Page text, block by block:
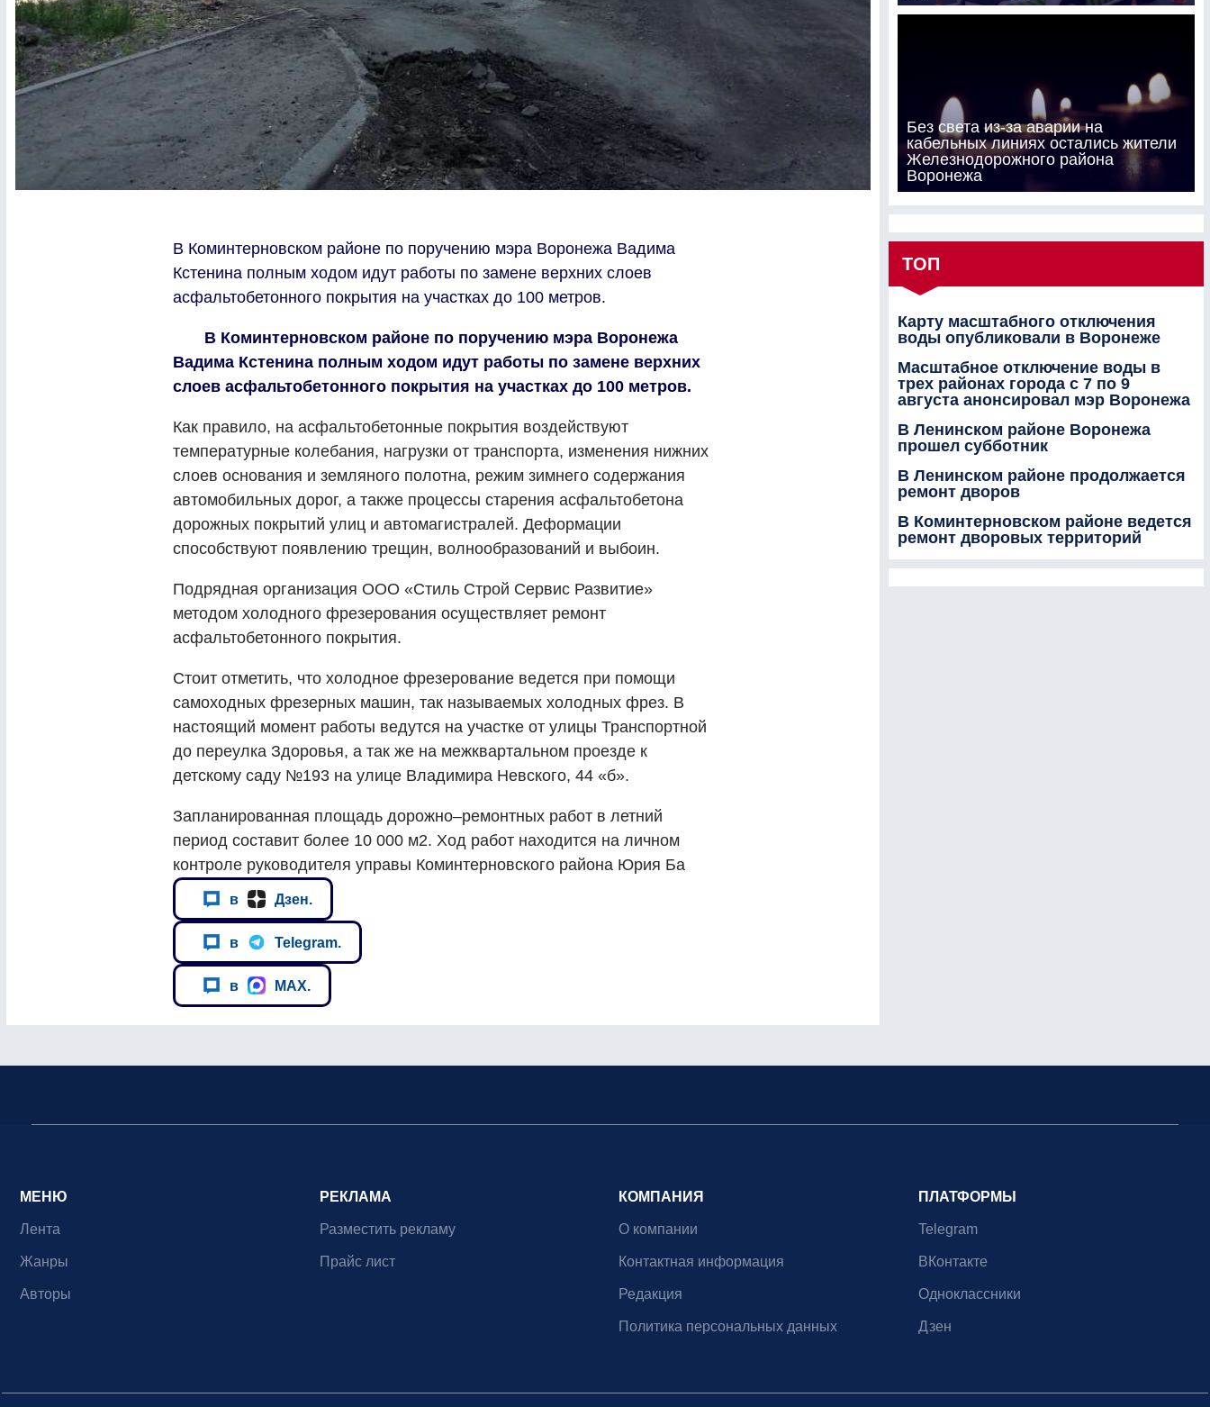
В Коминтерновском районе по поручению мэра Воронежа Вадима
Кстенина полным ходом идут работы по замене верхних слоев
асфальтобетонного покрытия на участках до 100 метров.
В Коминтерновском районе по поручению мэра Воронежа
Вадима Кстенина полным ходом идут работы по замене верхних
слоев асфальтобетонного покрытия на участках до 100 метров.
Как правило, на асфальтобетонные покрытия воздействуют
температурные колебания, нагрузки от транспорта, изменения нижних
слоев основания и земляного полотна, режим зимнего содержания
автомобильных дорог, а также процессы старения асфальтобетона
дорожных покрытий улиц и автомагистралей. Деформации
способствуют появлению трещин, волнообразований и выбоин.
Подрядная организация ООО «Стиль Строй Сервис Развитие»
методом холодного фрезерования осуществляет ремонт
асфальтобетонного покрытия.
Стоит отметить, что холодное фрезерование ведется при помощи
самоходных фрезерных машин, так называемых холодных фрез. В
настоящий момент работы ведутся на участке от улицы Транспортной
до переулка Здоровья, а так же на межквартальном проезде к
детскому саду №193 на улице Владимира Невского, 44 «б».
Запланированная площадь дорожно–ремонтных работ в летний
период составит более 10 000 м2. Ход работ находится на личном
контроле руководителя управы Коминтерновского района Юрия Ба
в Дзен.
в Telegram.
в MAX.
Без света из-за аварии на
кабельных линиях остались жители
Железнодорожного района
Воронежа
ТОП
Карту масштабного отключения
воды опубликовали в Воронеже
Масштабное отключение воды в
трех районах города с 7 по 9
августа анонсировал мэр Воронежа
В Ленинском районе Воронежа
прошел субботник
В Ленинском районе продолжается
ремонт дворов
В Коминтерновском районе ведется
ремонт дворовых территорий
МЕНЮ
Лента
Жанры
Авторы
РЕКЛАМА
Разместить рекламу
Прайс лист
КОМПАНИЯ
О компании
Контактная информация
Редакция
Политика персональных данных
ПЛАТФОРМЫ
Telegram
ВКонтакте
Одноклассники
Дзен